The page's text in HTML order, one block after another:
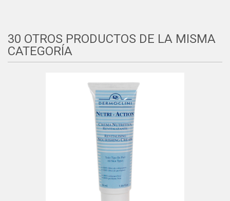
30 OTROS PRODUCTOS DE LA MISMA
CATEGORÍA